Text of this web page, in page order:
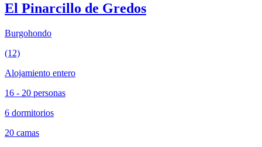
El Pinarcillo de Gredos
Burgohondo
(12)
Alojamiento entero
16 - 20 personas
6 dormitorios
20 camas